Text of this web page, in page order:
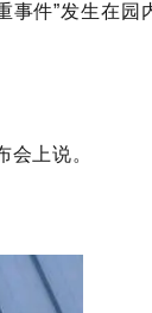
事件”发生在园
上说。